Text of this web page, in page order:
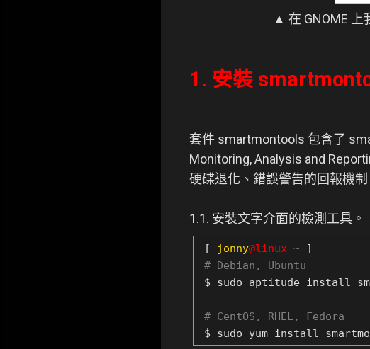
▲ 在 GNOME 上
1. 安裝
套件 smartmontools 包含了
Monitoring, Analysis and
硬碟退化、錯誤警告的回報機制
1.1. 安裝文字介面的檢測工具。
[ jonny@linux ~ ]
# Debian, Ubuntu
$ sudo aptitude install
# CentOS, RHEL, Fedora
$ sudo yum install